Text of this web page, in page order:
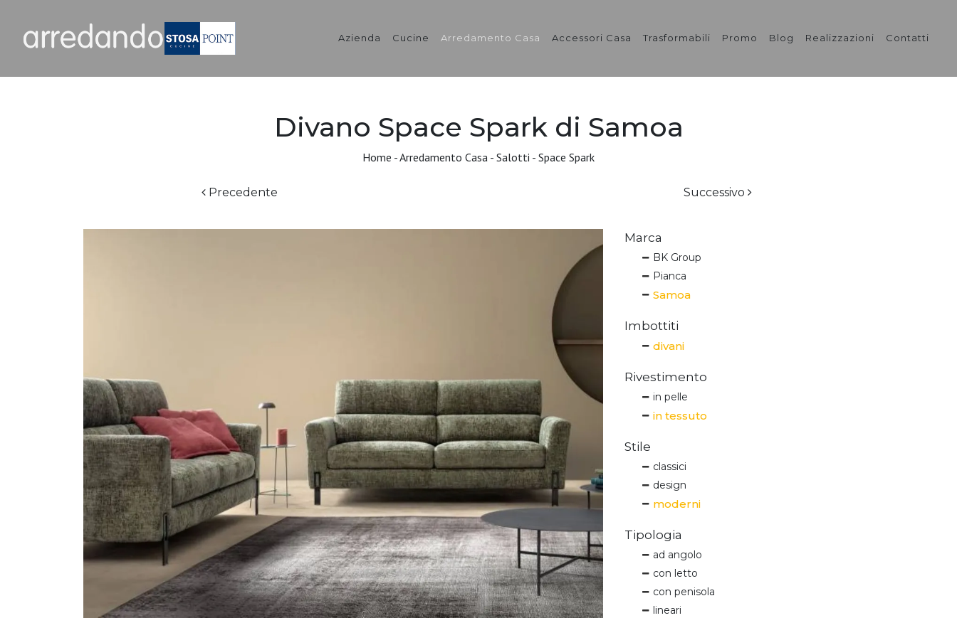
Azienda Cucine Arredamento Casa Accessori Casa Trasformabili Promo Blog Realizzazioni Contatti
Divano Space Spark di Samoa
Home -Arredamento Casa - Salotti - Space Spark
Precedente Successivo
Marca
BK Group
Pianca
Samoa
Imbottiti
divani
Rivestimento
in pelle
in tessuto
Stile
classici
design
moderni
Tipologia
ad angolo
con letto
con penisola
lineari